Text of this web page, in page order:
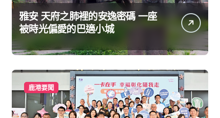
雅安 天府之肺裡的安逸密碼 一座
被時光偏愛的巴適小城
鹿港要聞